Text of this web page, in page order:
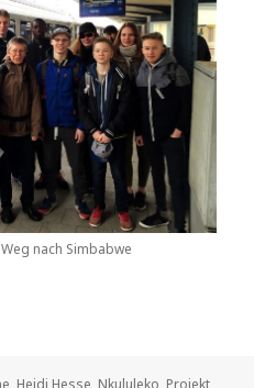
nach Simbabwe
Bericht einer dreiwöchigen